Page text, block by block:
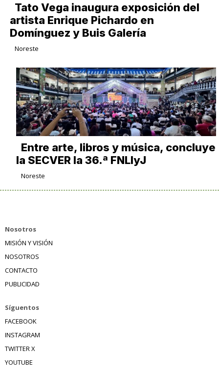
Tato Vega inaugura exposición del
artista Enrique Pichardo en
Domínguez y Buis Galería
Noreste
Entre arte, libros y música, concluye
la SECVER la 36.ª FNLIyJ
Noreste
Nosotros
MISIÓN Y VISIÓN
NOSOTROS
CONTACTO
PUBLICIDAD
Síguentos
FACEBOOK
INSTAGRAM
TWITTER X
YOUTUBE